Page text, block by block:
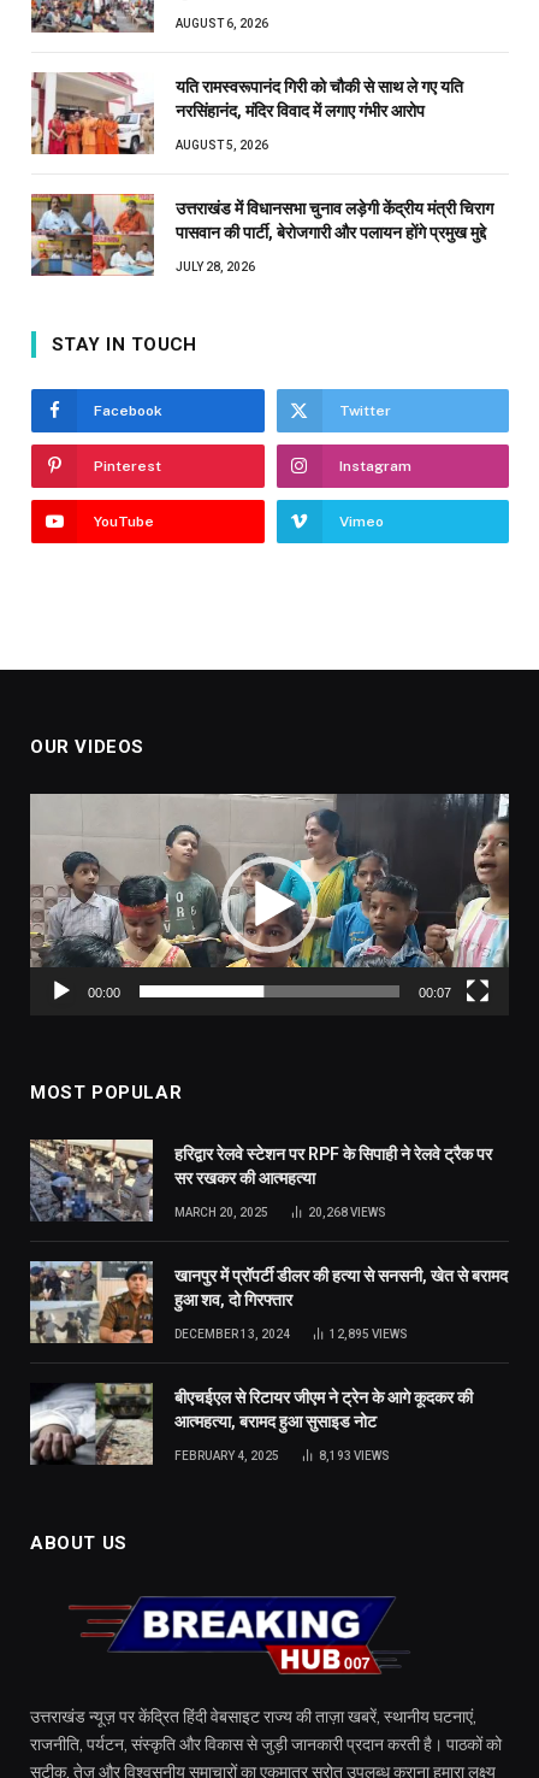
AUGUST 6, 2026
यति रामस्वरूपानंद गिरी को चौकी से साथ ले गए यति
नरसिंहानंद, मंदिर विवाद में लगाए गंभीर आरोप
AUGUST 5, 2026
उत्तराखंड में विधानसभा चुनाव लड़ेगी केंद्रीय मंत्री चिराग
पासवान की पार्टी, बेरोजगारी और पलायन होंगे प्रमुख मुद्दे
JULY 28, 2026
STAY IN TOUCH
Facebook Twitter
Pinterest Instagram
YouTube Vimeo
OUR VIDEOS
00:00 00:07
MOST POPULAR
हरिद्वार रेलवे स्टेशन पर RPF के सिपाही ने रेलवे ट्रैक पर
सर रखकर की आत्महत्या
MARCH 20, 2025 20,268VIEWS
खानपुर में प्रॉपर्टी डीलर की हत्या से सनसनी, खेत से बरामद
हुआ शव, दो गिरफ्तार
DECEMBER 13, 2024 12,895 VIEWS
बीएचईएल से रिटायर जीएम ने ट्रेन के आगे कूदकर की
आत्महत्या, बरामद हुआ सुसाइड नोट
FEBRUARY 4, 2025 8,193 VIEWS
ABOUT US
उत्तराखंड न्यूज़ पर केंद्रित हिंदी वेबसाइट राज्य की ताज़ा खबरें, स्थानीय घटनाएं,
राजनीति, पर्यटन, संस्कृति और विकास से जुड़ी जानकारी प्रदान करती है। पाठकों को
सटीक, तेज़ और विश्वसनीय समाचारों का एकमात्र स्रोत उपलब्ध कराना हमारा लक्ष्य